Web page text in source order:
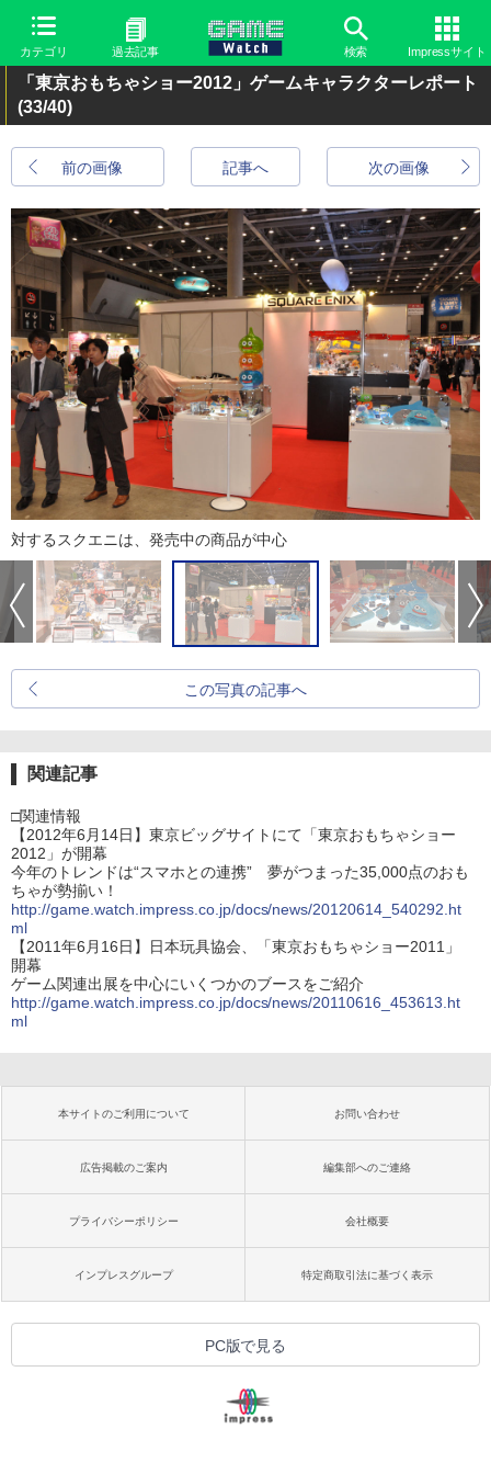
カテゴリ 過去記事 検索 Impressサイト
「東京おもちゃショー2012」ゲームキャラクターレポート
(33/40)
前の画像 次の画像
記事へ
対するスクエニは、発売中の商品が中心
この写真の記事へ
関連記事
□関連情報
【2012年6月14日】東京ビッグサイトにて「東京おもちゃショー
2012」が開幕
今年のトレンドは“スマホとの連携” 夢がつまった35,000点のおも
ちゃが勢揃い！
http://game.watch.impress.co.jp/docs/news/20120614_540292.ht
ml
【2011年6月16日】日本玩具協会、「東京おもちゃショー2011」
開幕
ゲーム関連出展を中心にいくつかのブースをご紹介
http://game.watch.impress.co.jp/docs/news/20110616_453613.ht
ml
本サイトのご利用について お問い合わせ
広告掲載のご案内 編集部へのご連絡
プライバシーポリシー 会社概要
インプレスグループ 特定商取引法に基づく表示
PC版で見る